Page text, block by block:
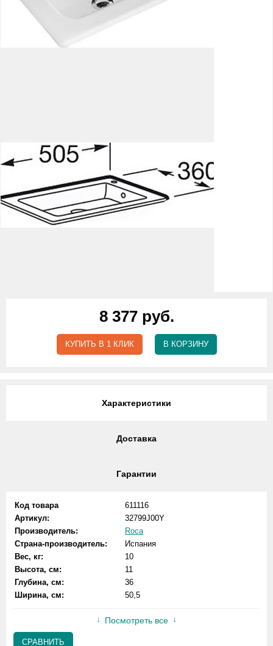
8 377 руб.
КУПИТЬ В 1 КЛИК В КОРЗИНУ
Характеристики
Доставка
Гарантии
Код товара
611116
Артикул:
32799J00Y
Производитель:
Roca
Страна-производитель:
Испания
Вес, кг:
10
Высота, см:
11
Глубина, см:
36
Ширина, см:
50,5
Посмотреть все
СРАВНИТЬ